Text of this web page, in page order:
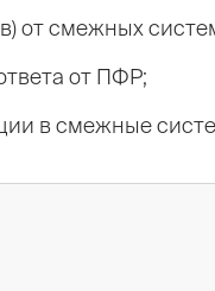
от смежных
от ПФР;
в смежные